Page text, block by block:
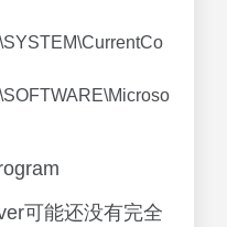
可能还没有完全